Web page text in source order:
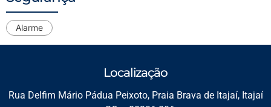
Alarme
Localização
Rua Delfim Mário Pádua Peixoto, Praia Brava de Itajaí, Itajaí